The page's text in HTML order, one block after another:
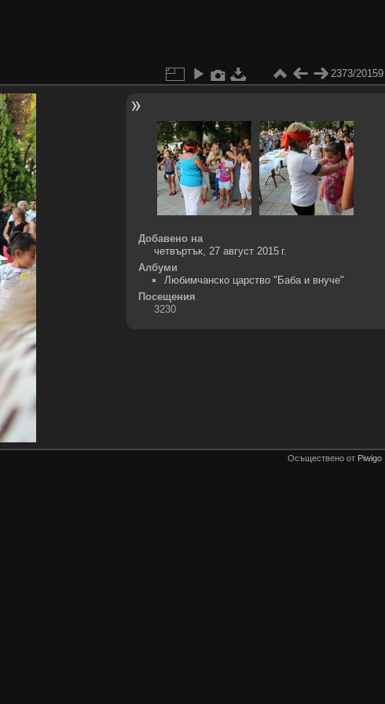
2373/20159
Добавено на
четвъртък, 27 август 2015 г.
Албуми
Любимчанско царство "Баба и внуче"
Посещения
3230
Осъществено от Piwigo